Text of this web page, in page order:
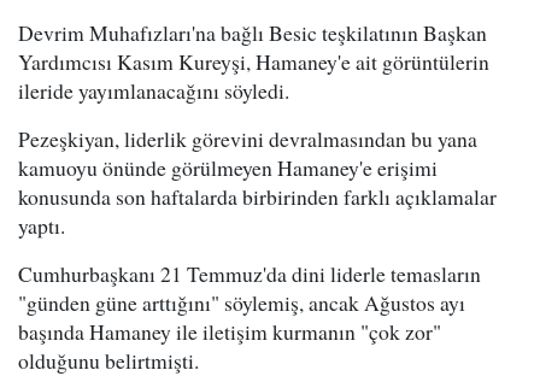
Devrim Muhafızları'na bağlı Besic teşkilatının Başkan
Yardımcısı Kasım Kureyşi, Hamaney'e ait görüntülerin
ileride yayımlanacağını söyledi.
Pezeşkiyan, liderlik görevini devralmasından bu yana
kamuoyu önünde görülmeyen Hamaney'e erişimi
konusunda son haftalarda birbirinden farklı açıklamalar
yaptı.
Cumhurbaşkanı 21 Temmuz'da dini liderle temasların
"günden güne arttığını" söylemiş, ancak Ağustos ayı
başında Hamaney ile iletişim kurmanın "çok zor"
olduğunu belirtmişti.